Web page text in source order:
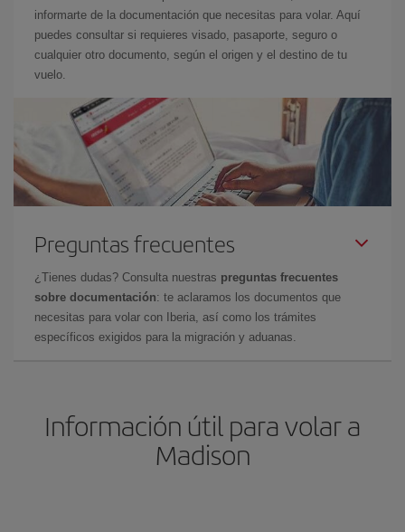
informarte de la documentación que necesitas para volar. Aquí
puedes consultar si requieres visado, pasaporte, seguro o
cualquier otro documento, según el origen y el destino de tu
vuelo.
Preguntas frecuentes
¿Tienes dudas? Consulta nuestras preguntas frecuentes
sobre documentación: te aclaramos los documentos que
necesitas para volar con Iberia, así como los trámites
específicos exigidos para la migración y aduanas.
Información útil para volar a
Madison